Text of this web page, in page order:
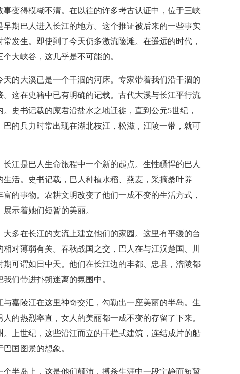
变得模糊不清。在以往的许多考古认证中，位于三峡
期巴人进入长江的地方。这个推证被后来的一些事实
发生。即使到了今天仍多激流险滩。在遥远的时代，
大峡谷，这几乎是不可能的。
的大溪已是一个干涸的河床。专家带着我们沿干涸的
这在史籍中已有明确的记载。古代大溪与长江平行流
史书记载的廪君沿盐水之地迁徙，直到公元5世纪，
的兵力时常出现在湖北枝江，松滋，江陵一带，就可
江是巴人生命旅程中一个新的起点。生性骠悍的巴人
活。史书记载，巴人种植水稻、燕麦，采摘桑叶养
的事物。农耕文明改变了他们一成不变的生活方式，
示着她们短暂的美丽。
多在长江的支流上建立他们的家园。这里有平缓的台
对薄弱有关。春秋战国之交，巴人在与江汉楚国、川
可谓如日中天。他们在长江边的丰都、忠县，涪陵都
们带进扑朔迷离的氛围中。
嘉陵江在这里神奇交汇，勾勒出一座美丽的半岛。生
的热烈率直，女人的美丽都一成不变的存留了下来。
上世纪，这些沿江而立的干栏式建筑，连结成片的船
国图景的想象。
半岛上，这是他们颠沛，搏杀生涯中一段宁静而短暂